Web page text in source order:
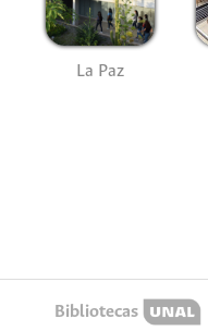
La Paz
Bibliotecas